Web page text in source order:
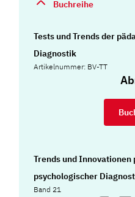
Buchreihe
Tests und Trends der
Diagnostik
Artikelnummer: BV-TT
Trends und Innovationen
psychologischer
Band 21